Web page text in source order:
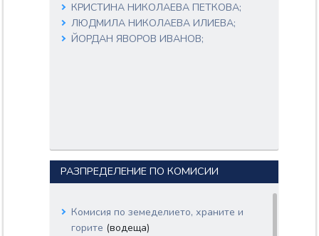
КРИСТИНА НИКОЛАЕВА ПЕТКОВА;
ЛЮДМИЛА НИКОЛАЕВА ИЛИЕВА;
ЙОРДАН ЯВОРОВ ИВАНОВ;
РАЗПРЕДЕЛЕНИЕ ПО КОМИСИИ
Комисия по земеделието, храните и
горите (водеща)